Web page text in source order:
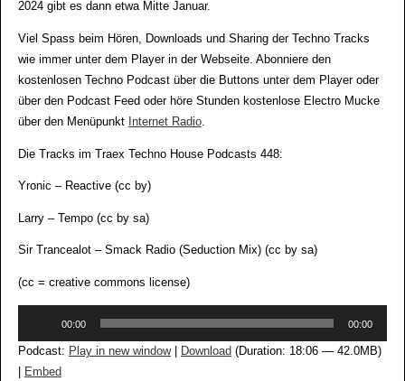
2024 gibt es dann etwa Mitte Januar.
Viel Spass beim Hören, Downloads und Sharing der Techno Tracks
wie immer unter dem Player in der Webseite. Abonniere den
kostenlosen Techno Podcast über die Buttons unter dem Player oder
über den Podcast Feed oder höre Stunden kostenlose Electro Mucke
über den Menüpunkt Internet Radio.
Die Tracks im Traex Techno House Podcasts 448:
Yronic – Reactive (cc by)
Larry – Tempo (cc by sa)
Sir Trancealot – Smack Radio (Seduction Mix) (cc by sa)
(cc = creative commons license)
00:00 00:00
Podcast: Play in new window| Download (Duration: 18:06 — 42.0MB)
Embed